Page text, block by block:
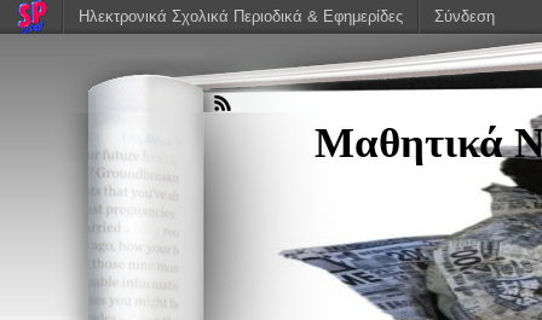
Μαθητικά
Ηλεκτρονικά Σχολικά Περιοδικά & Εφημερίδες Σύνδεση